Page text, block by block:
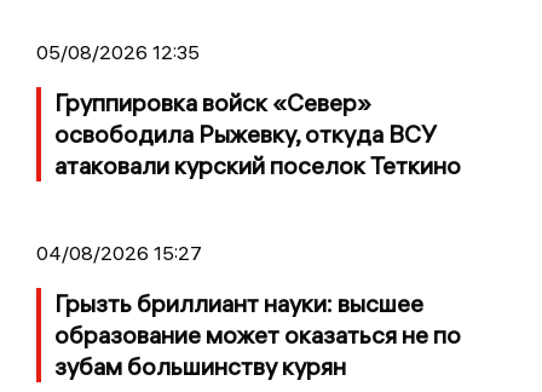
05/08/2026 12:35
Группировка войск «Север»
освободила Рыжевку, откуда ВСУ
атаковали курский поселок Теткино
04/08/2026 15:27
Грызть бриллиант науки: высшее
образование может оказаться не по
зубам большинству курян